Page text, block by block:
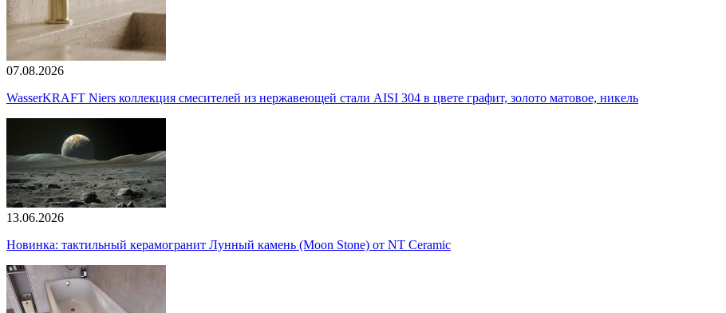
07.08.2026
WasserKRAFT Niers коллекция смесителей из нержавеющей стали AISI 304 в цвете графит, золото матовое, никель
13.06.2026
Новинка: тактильный керамогранит Лунный камень (Moon Stone) от NT Ceramic